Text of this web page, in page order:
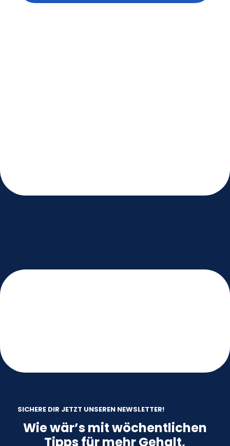
SICHERE DIR JETZT UNSEREN NEWSLETTER!
Wie wär’s mit wöchentlichen
Tipps für mehr Gehalt,